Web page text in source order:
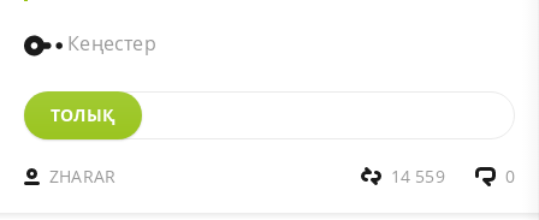
Кеңестер
ТОЛЫҚ
ZHARAR 0
14 559